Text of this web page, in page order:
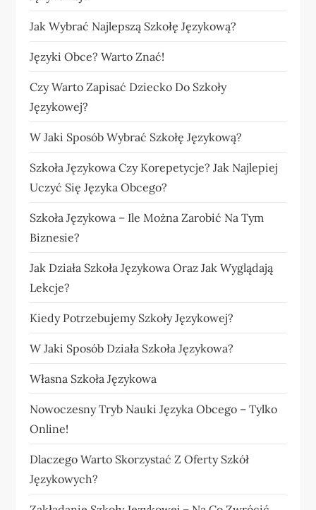
Jak Wybrać Najlepszą Szkołę Językową?
Języki Obce? Warto Znać!
Czy Warto Zapisać Dziecko Do Szkoły
Językowej?
W Jaki Sposób Wybrać Szkołę Językową?
Szkoła Językowa Czy Korepetycje? Jak Najlepiej
Uczyć Się Języka Obcego?
Szkoła Językowa – Ile Można Zarobić Na Tym
Biznesie?
Jak Działa Szkoła Językowa Oraz Jak Wyglądają
Lekcje?
Kiedy Potrzebujemy Szkoły Językowej?
W Jaki Sposób Działa Szkoła Językowa?
Własna Szkoła Językowa
Nowoczesny Tryb Nauki Języka Obcego – Tylko
Online!
Dlaczego Warto Skorzystać Z Oferty Szkół
Językowych?